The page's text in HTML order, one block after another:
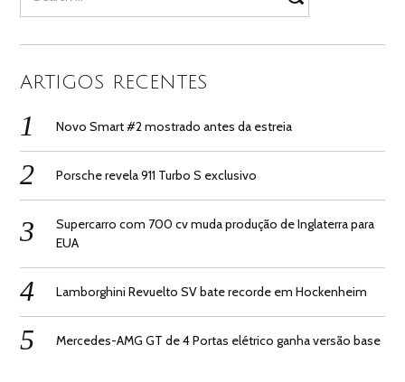
for:
ARTIGOS RECENTES
Novo Smart #2 mostrado antes da estreia
Porsche revela 911 Turbo S exclusivo
Supercarro com 700 cv muda produção de Inglaterra para
EUA
Lamborghini Revuelto SV bate recorde em Hockenheim
Mercedes-AMG GT de 4 Portas elétrico ganha versão base